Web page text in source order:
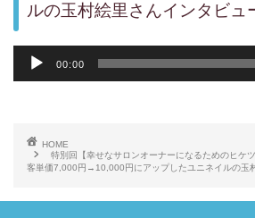
ルの玉村絵里さんインタビュ
声
レ
ー
ヤ
00:00
HOME
特別回【幸せなサロンオーナーになるためのヒケ
客単価7,000円→10,000円にアップしたユニネイルの玉